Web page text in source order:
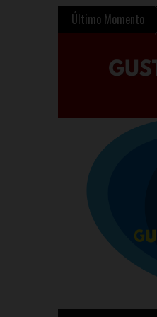
Último Momento